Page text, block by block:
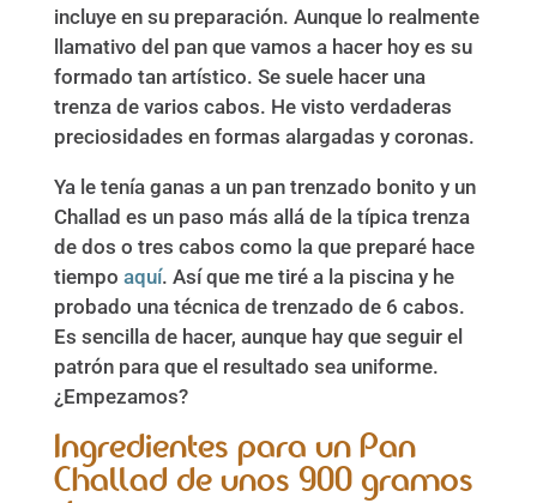
incluye en su preparación. Aunque lo realmente
llamativo del pan que vamos a hacer hoy es su
formado tan artístico. Se suele hacer una
trenza de varios cabos. He visto verdaderas
preciosidades en formas alargadas y coronas.
Ya le tenía ganas a un pan trenzado bonito y un
Challad es un paso más allá de la típica trenza
de dos o tres cabos como la que preparé hace
tiempo aquí. Así que me tiré a la piscina y he
probado una técnica de trenzado de 6 cabos.
Es sencilla de hacer, aunque hay que seguir el
patrón para que el resultado sea uniforme.
¿Empezamos?
Ingredientes para un Pan
Challad de unos 900 gramos